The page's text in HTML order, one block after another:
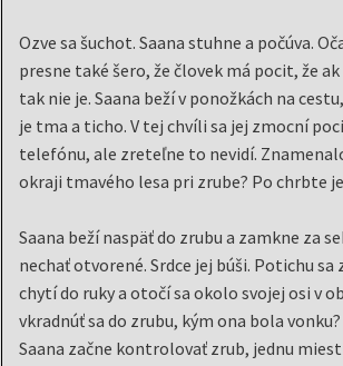
Ozve sa šuchot. Saana stuhne a počúva.
presne také šero, že človek má pocit, že
tak nie je. Saana beží v ponožkách na
je tma a ticho. V tej chvíli sa jej zmocní
telefónu, ale zreteľne to nevidí.
okraji tmavého lesa pri zrube? Po chrbte
Saana beží naspäť do zrubu a zamkne za
nechať otvorené. Srdce jej búši. Potichu
chytí do ruky a otočí sa okolo svojej osi v
vkradnúť sa do zrubu, kým ona bola
Saana začne kontrolovať zrub, jednu